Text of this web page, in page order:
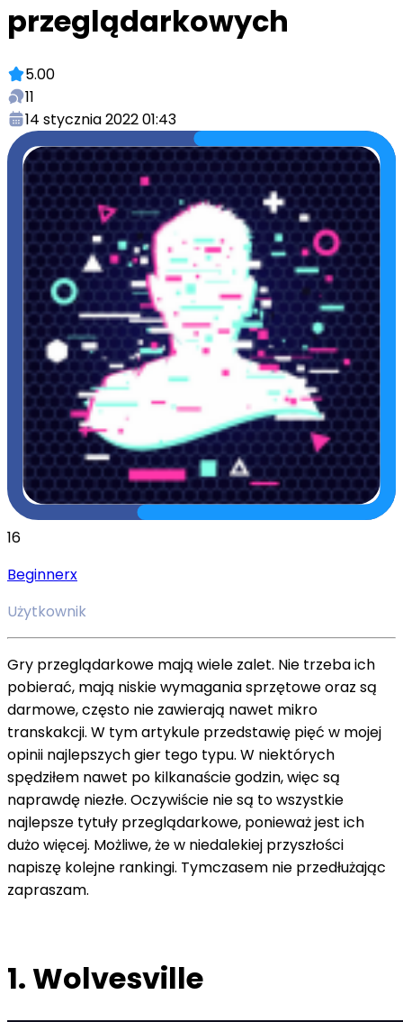
przeglądarkowych
5.00
11
14 stycznia 2022 01:43
16
Beginnerx
Użytkownik
Gry przeglądarkowe mają wiele zalet. Nie trzeba ich
pobierać, mają niskie wymagania sprzętowe oraz są
darmowe, często nie zawierają nawet mikro
transkakcji. W tym artykule przedstawię pięć w mojej
opinii najlepszych gier tego typu. W niektórych
spędziłem nawet po kilkanaście godzin, więc są
naprawdę niezłe. Oczywiście nie są to wszystkie
najlepsze tytuły przeglądarkowe, ponieważ jest ich
dużo więcej. Możliwe, że w niedalekiej przyszłości
napiszę kolejne rankingi. Tymczasem nie przedłużając
zapraszam.
1. Wolvesville